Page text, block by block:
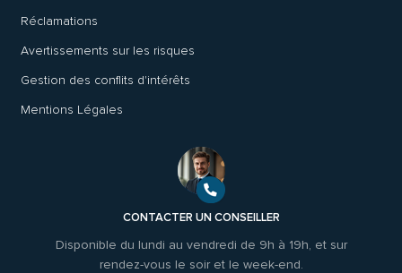
Réclamations
Avertissements sur les risques
Gestion des conflits d'intérêts
Mentions Légales
CONTACTER UN CONSEILLER
Disponible du lundi au vendredi de 9h à 19h, et sur
rendez-vous le soir et le week-end.